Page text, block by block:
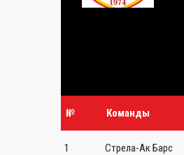
№ Команды
1 Стрела-Ак Барс